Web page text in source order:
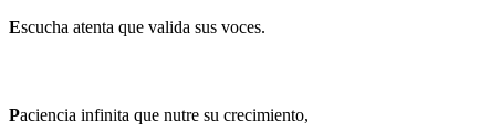
Escucha atenta que valida sus voces.
Paciencia infinita que nutre su crecimiento,